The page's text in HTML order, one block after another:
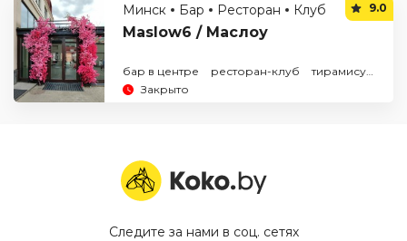
По рейтингуМинск Бар Ресторан Клуб
Maslow6 / Маслоу
9.0
бар в центре ресторан-клуб тирамису
Закрыто
Следите за нами в соц. сетях